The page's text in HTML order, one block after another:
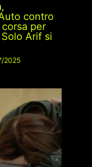
contro
per
Arif si
2025